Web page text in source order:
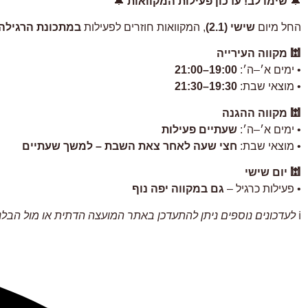
החל מיום שישי (2.1) , המקוואות חוזרים לפעילות במתכונת
🕍 מקווה העירייה
• ימים א׳–ה׳: 19:00–21:00
• מוצאי שבת: 19:30–21:30
🕍 מקווה ההגנה
• ימים א׳–ה׳: שעתיים פעילות
• מוצאי שבת: חצי שעה לאחר צאת השבת – למשך שעתיים
🕍 יום שישי
• פעילות כרגיל – גם במקווה יפה נוף
ℹ️ לעדכונים נוספים ניתן להתעדכן באתר המועצה הדתית או מול